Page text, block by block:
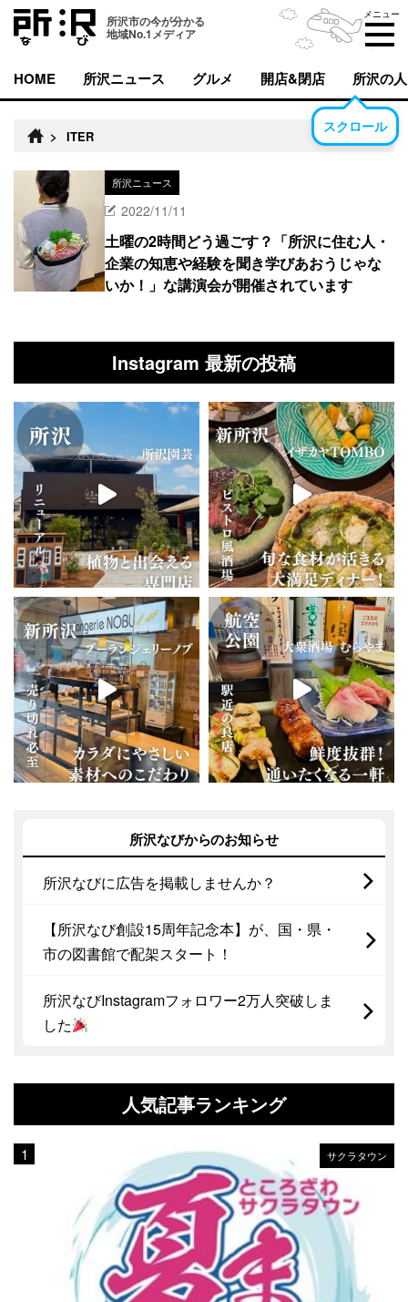
所沢市の今が分かる
地域No.1メディア
メニュー
HOME 所沢ニュース グルメ 開店&閉店 所沢の人
スクロール
> ITER
所沢ニュース
2022/11/11
土曜の2時間どう過ごす？「所沢に住む人・
企業の知恵や経験を聞き学びあおうじゃな
いか！」な講演会が開催されています
Instagram 最新の投稿
所沢なびからのお知らせ
所沢なびに広告を掲載しませんか？
【所沢なび創設15周年記念本】が、国・県・
市の図書館で配架スタート！
所沢なびInstagramフォロワー2万人突破しま
した
人気記事ランキング
サクラタウン